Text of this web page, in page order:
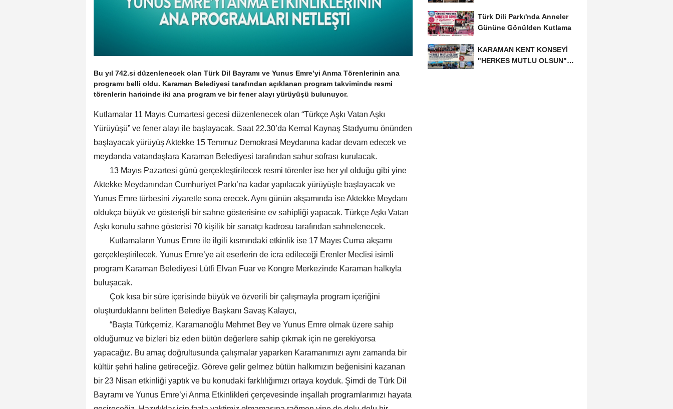
Bu yıl 742.si düzenlenecek olan Türk Dil Bayramı ve Yunus Emre’yi Anma Törenlerinin ana
programı belli oldu. Karaman Belediyesi tarafından açıklanan program takviminde resmi
törenlerin haricinde iki ana program ve bir fener alayı yürüyüşü bulunuyor.
Kutlamalar 11 Mayıs Cumartesi gecesi düzenlenecek olan “Türkçe Aşkı Vatan Aşkı
Yürüyüşü” ve fener alayı ile başlayacak. Saat 22.30’da Kemal Kaynaş Stadyumu önünden
başlayacak yürüyüş Aktekke 15 Temmuz Demokrasi Meydanına kadar devam edecek ve
meydanda vatandaşlara Karaman Belediyesi tarafından sahur sofrası kurulacak.
13 Mayıs Pazartesi günü gerçekleştirilecek resmi törenler ise her yıl olduğu gibi yine
Aktekke Meydanından Cumhuriyet Parkı’na kadar yapılacak yürüyüşle başlayacak ve
Yunus Emre türbesini ziyaretle sona erecek. Aynı günün akşamında ise Aktekke Meydanı
oldukça büyük ve gösterişli bir sahne gösterisine ev sahipliği yapacak. Türkçe Aşkı Vatan
Aşkı konulu sahne gösterisi 70 kişilik bir sanatçı kadrosu tarafından sahnelenecek.
Kutlamaların Yunus Emre ile ilgili kısmındaki etkinlik ise 17 Mayıs Cuma akşamı
gerçekleştirilecek. Yunus Emre’ye ait eserlerin de icra edileceği Erenler Meclisi isimli
program Karaman Belediyesi Lütfi Elvan Fuar ve Kongre Merkezinde Karaman halkıyla
buluşacak.
Çok kısa bir süre içerisinde büyük ve özverili bir çalışmayla program içeriğini
oluşturduklarını belirten Belediye Başkanı Savaş Kalaycı,
“Başta Türkçemiz, Karamanoğlu Mehmet Bey ve Yunus Emre olmak üzere sahip
olduğumuz ve bizleri biz eden bütün değerlere sahip çıkmak için ne gerekiyorsa
yapacağız. Bu amaç doğrultusunda çalışmalar yaparken Karamanımızı aynı zamanda bir
kültür şehri haline getireceğiz. Göreve gelir gelmez bütün halkımızın beğenisini kazanan
bir 23 Nisan etkinliği yaptık ve bu konudaki farklılığımızı ortaya koyduk. Şimdi de Türk Dil
Bayramı ve Yunus Emre’yi Anma Etkinlikleri çerçevesinde inşallah programlarımızı hayata
Türk Dili Parkı'nda Anneler
Gününe Gönülden Kutlama
KARAMAN KENT KONSEYİ
"HERKES MUTLU OLSUN"